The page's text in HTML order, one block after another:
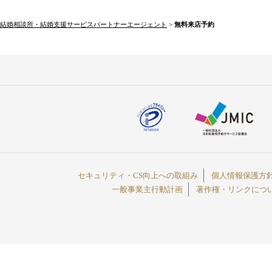
結婚相談所・結婚支援サービスパートナーエージェント > 無料来店予約
セキュリティ・CS向上への取組み
個人情報保護方
一般事業主行動計画
著作権・リンクにつ